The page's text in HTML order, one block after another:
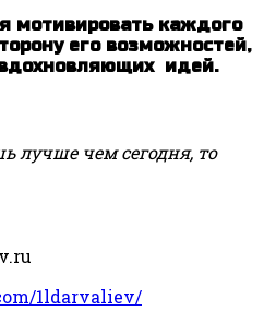
мотивировать каждого
его возможностей,
вдохновляющих идей.
лучше чем сегодня, то
1ldarvaliev/